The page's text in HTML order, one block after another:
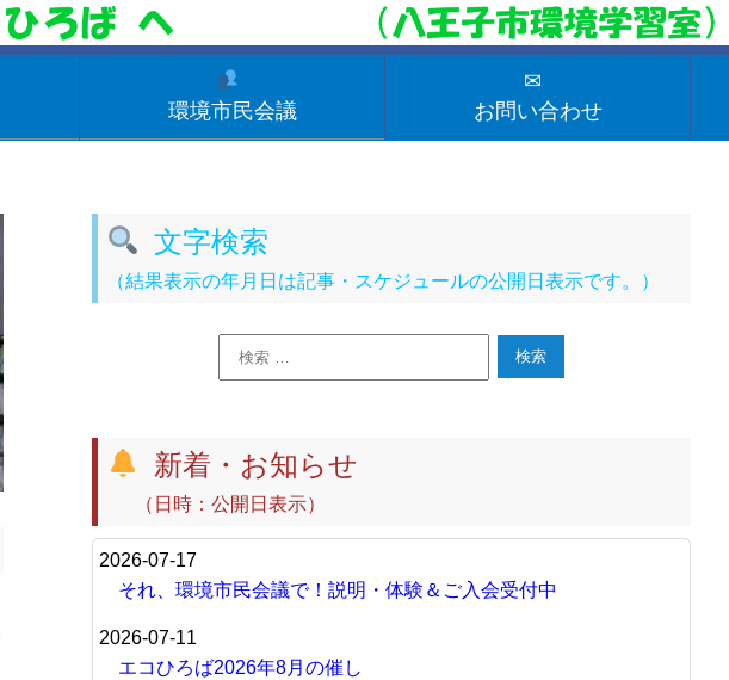
環境市民会議
✉
お問い合わせ
文字検索
（結果表示の年月日は記事・スケジュールの公開日表示です。）
新着・お知らせ
（日時：公開日表示）
2026-07-17
それ、環境市民会議で！説明・体験＆ご入会受付中
2026-07-11
エコひろば2026年8月の催し